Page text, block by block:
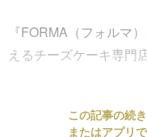
『FORMA（フォルマ
えるチーズケーキ専門
この記事の続
またはアプリ